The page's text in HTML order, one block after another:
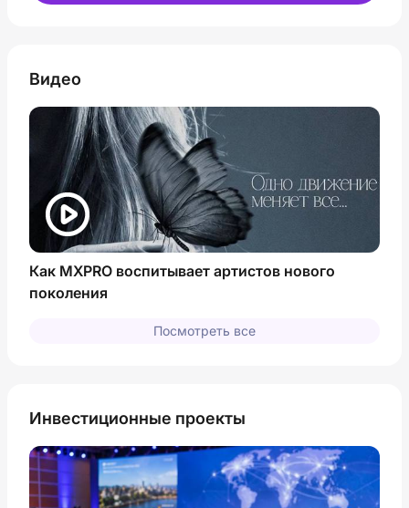
Видео
Как MXPRO воспитывает артистов нового
поколения
Посмотреть все
Инвестиционные проекты